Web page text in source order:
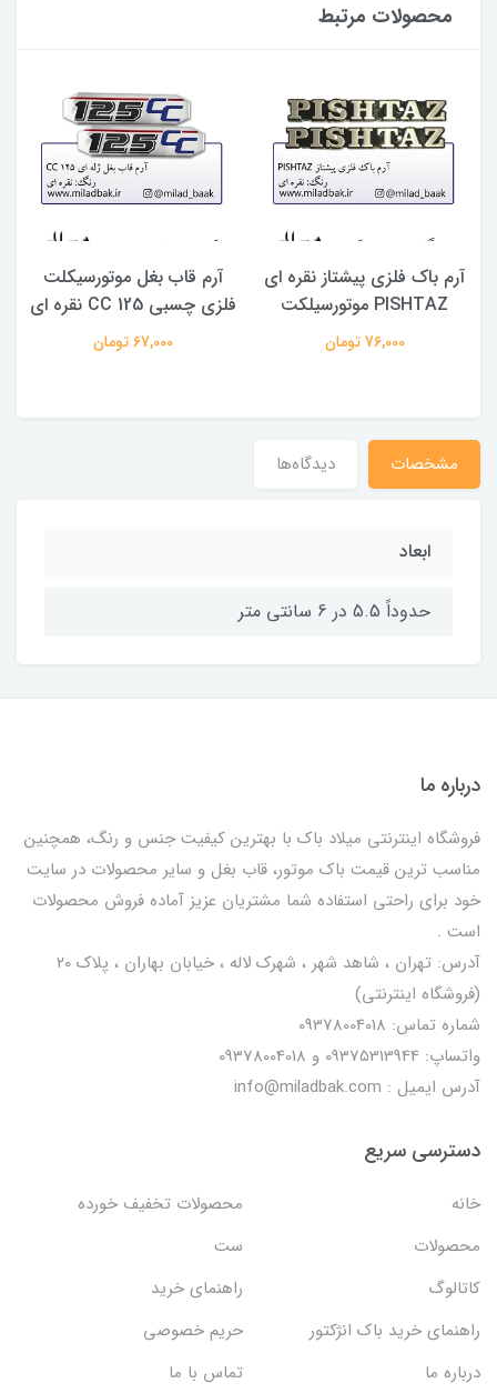
محصولات مرتبط
آرم باک فلزی پیشتاز نقره ای
PISHTAZ موتورسیلکت
76,000 تومان
آرم قاب بغل موتورسیکلت
فلزی چسبی 125 CC نقره ای
67,000 تومان
مشخصات دیدگاه‌ها
ابعاد
حدوداً 5.5 در 6 سانتی متر
درباره ما
فروشگاه اینترنتی میلاد باک با بهترین کیفیت جنس و رنگ، همچنین
مناسب ترین قیمت باک موتور، قاب بغل و سایر محصولات در سایت
خود برای راحتی استفاده شما مشتریان عزیز آماده فروش محصولات
است .
آدرس: تهران ، شاهد شهر ، شهرک لاله ، خیابان بهاران ، پلاک ۲۰
(فروشگاه اینترنتی)
شماره تماس: 09378004018
واتساپ: 09375313944 و 09378004018
آدرس ایمیل : info@miladbak.com
دسترسی سریع
خانه
محصولات تخفیف خورده
محصولات
ست
کاتالوگ
راهنمای خرید
راهنمای خرید باک انژکتور
حریم خصوصی
درباره ما
تماس با ما